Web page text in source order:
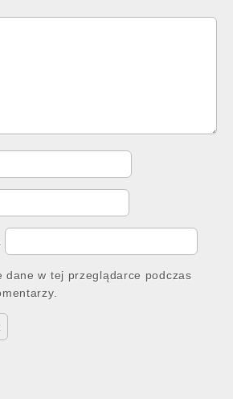
dane w tej przeglądarce podczas